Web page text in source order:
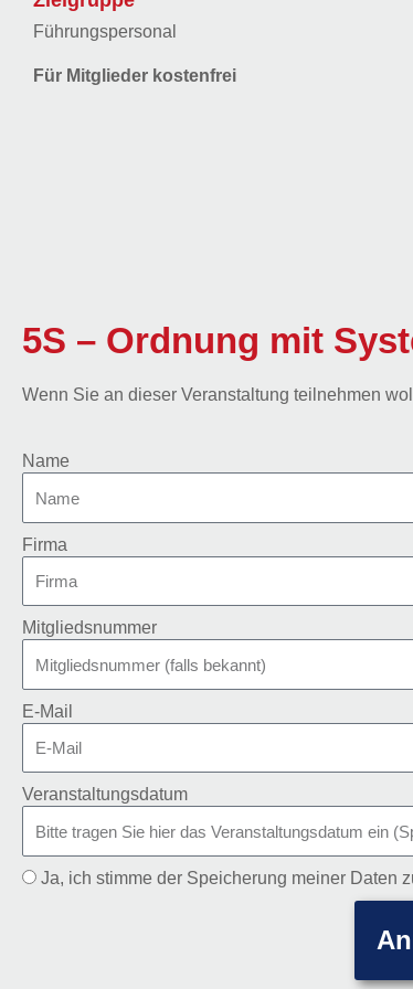
Führungspersonal
Für Mitglieder kostenfrei
5S – Ordnung mit
Wenn Sie an dieser Veranstaltung teilnehmen
Name
Firma
Mitgliedsnummer
E-Mail
Veranstaltungsdatum
Ja, ich stimme der Speicherung meiner Daten